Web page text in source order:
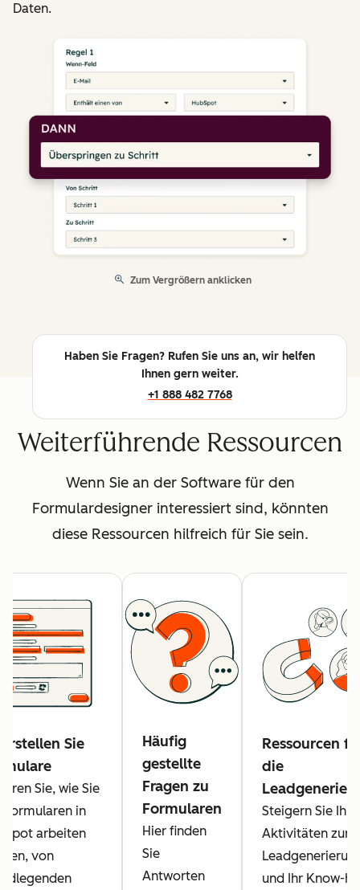
Daten.
Zum Vergrößern anklicken
Haben Sie Fragen? Rufen Sie uns an, wir helfen
Ihnen gern weiter.
+1 888 482 7768
Weiterführende Ressourcen
Wenn Sie an der Software für den
Formulardesigner interessiert sind, könnten
diese Ressourcen hilfreich für Sie sein.
Sie
Sie, wie Sie
in
arbeiten
von
Häufig
gestellte
Fragen zu
Formularen
Hier finden
Sie
Antworten
Ressourcen
die
Steigern Sie Ihre
Aktivitäten zur
und Ihr Know-